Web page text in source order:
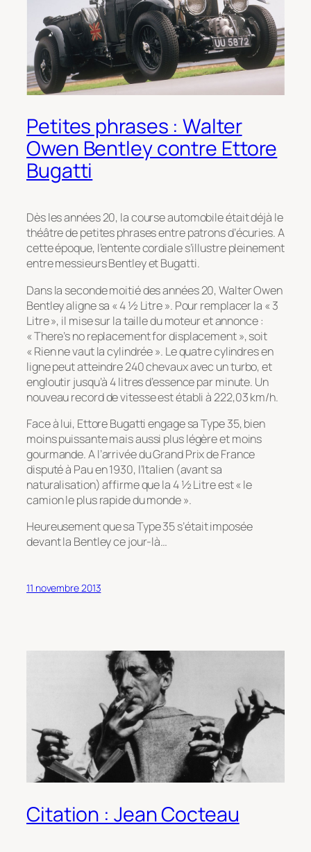
Petites phrases : Walter
Owen Bentley contre Ettore
Bugatti
Dès les années 20, la course automobile était déjà le
théâtre de petites phrases entre patrons d’écuries. A
cette époque, l’entente cordiale s’illustre pleinement
entre messieurs Bentley et Bugatti.
Dans la seconde moitié des années 20, Walter Owen
Bentley aligne sa « 4 ½ Litre ». Pour remplacer la « 3
Litre », il mise sur la taille du moteur et annonce :
« There’s no replacement for displacement », soit
« Rien ne vaut la cylindrée ». Le quatre cylindres en
ligne peut atteindre 240 chevaux avec un turbo, et
engloutir jusqu’à 4 litres d’essence par minute. Un
nouveau record de vitesse est établi à 222,03 km/h.
Face à lui, Ettore Bugatti engage sa Type 35, bien
moins puissante mais aussi plus légère et moins
gourmande. A l’arrivée du Grand Prix de France
disputé à Pau en 1930, l’Italien (avant sa
naturalisation) affirme que la 4 ½ Litre est « le
camion le plus rapide du monde ».
Heureusement que sa Type 35 s’était imposée
devant la Bentley ce jour-là…
11 novembre 2013
Citation : Jean Cocteau